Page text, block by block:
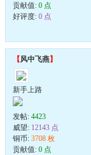
贡献值: 0 点
好评度: 0 点
【风中飞燕】
新手上路
发帖: 4423
威望: 12143 点
铜币: 3708 枚
贡献值: 0 点